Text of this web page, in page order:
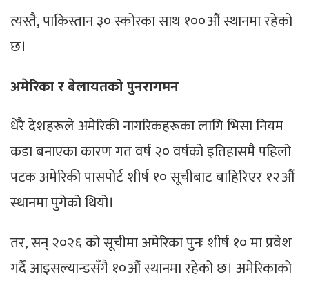
त्यस्तै, पाकिस्तान ३० स्कोरका साथ १००औं स्थानमा रहेको
छ।
अमेरिका र बेलायतको पुनरागमन
धेरै देशहरूले अमेरिकी नागरिकहरूका लागि भिसा नियम
कडा बनाएका कारण गत वर्ष २० वर्षको इतिहासमै पहिलो
पटक अमेरिकी पासपोर्ट शीर्ष १० सूचीबाट बाहिरिएर १२औं
स्थानमा पुगेको थियो।
तर, सन् २०२६ को सूचीमा अमेरिका पुनः शीर्ष १० मा प्रवेश
गर्दै आइसल्यान्डसँगै १०औं स्थानमा रहेको छ। अमेरिकाको